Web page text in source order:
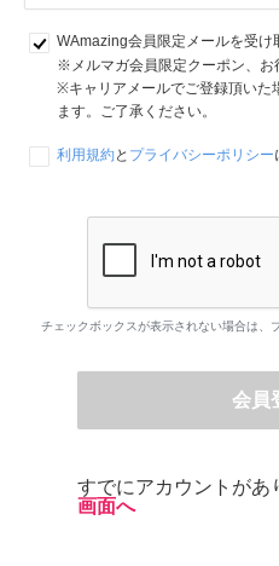
WAmazing会員限定メールを受け
※メルマガ会員限定クーポン、
※キャリアメールでご登録頂いた
ます。ご了承ください。
利用規約と プライバシーポリシー
チェックボックスが表示されない場合は、
会員
すでにアカウントがあ
画面へ